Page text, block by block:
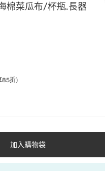
棉菜瓜布/杯瓶.長器
85折)
加入購物袋